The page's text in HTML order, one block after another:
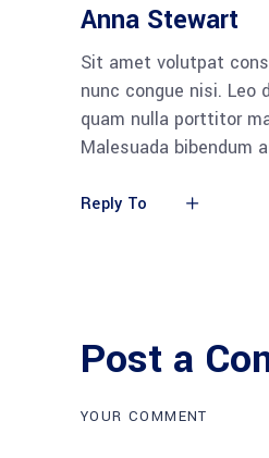
Anna Stewart
Sit amet volutpat
nunc congue nisi. Leo
quam nulla porttitor
Malesuada bibendum
Reply To
Post a